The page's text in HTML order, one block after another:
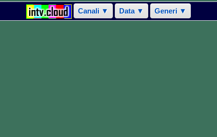
Canali ▼ Data ▼ Generi ▼